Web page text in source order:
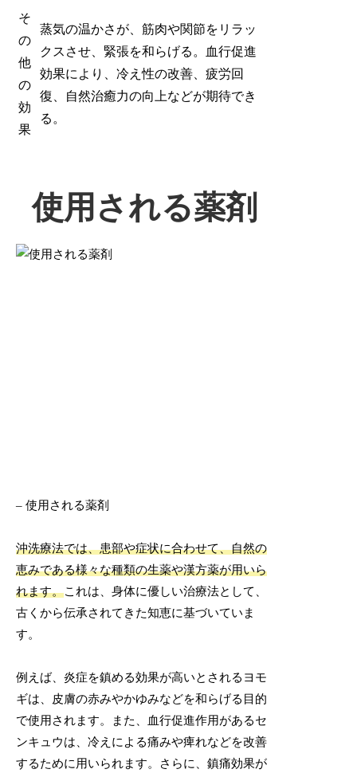
そ
の
他
の
効
果
蒸気の温かさが、筋肉や関節をリラッ
クスさせ、緊張を和らげる。血行促進
効果により、冷え性の改善、疲労回
復、自然治癒力の向上などが期待でき
る。
使用される薬剤
– 使用される薬剤
沖洗療法では、患部や症状に合わせて、自然の
恵みである様々な種類の生薬や漢方薬が用いら
れます。これは、身体に優しい治療法として、
古くから伝承されてきた知恵に基づいていま
す。
例えば、炎症を鎮める効果が高いとされるヨモ
ギは、皮膚の赤みやかゆみなどを和らげる目的
で使用されます。また、血行促進作用があるセ
ンキュウは、冷えによる痛みや痺れなどを改善
するために用いられます。さらに、鎮痛効果が